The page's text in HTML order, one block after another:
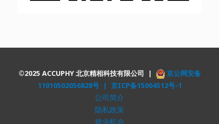
©2025 ACCUPHY 北京精相科技有限公司 |
京公网安备
11010502056828号 | 京ICP备15004512号-1
公司简介
隐私政策
就业机会